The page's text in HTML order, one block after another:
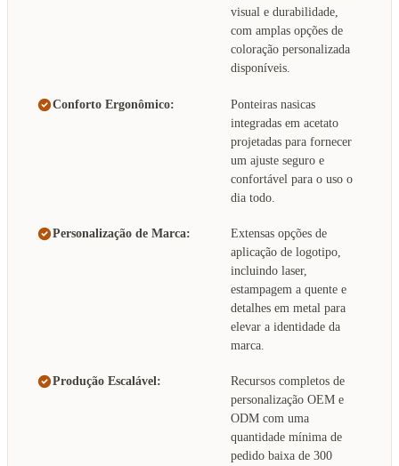
visual e durabilidade,
com amplas opções de
coloração personalizada
disponíveis.
Conforto Ergonômico:
Ponteiras nasicas
integradas em acetato
projetadas para fornecer
um ajuste seguro e
confortável para o uso o
dia todo.
Personalização de Marca:
Extensas opções de
aplicação de logotipo,
incluindo laser,
estampagem a quente e
detalhes em metal para
elevar a identidade da
marca.
Produção Escalável:
Recursos completos de
personalização OEM e
ODM com uma
quantidade mínima de
pedido baixa de 300